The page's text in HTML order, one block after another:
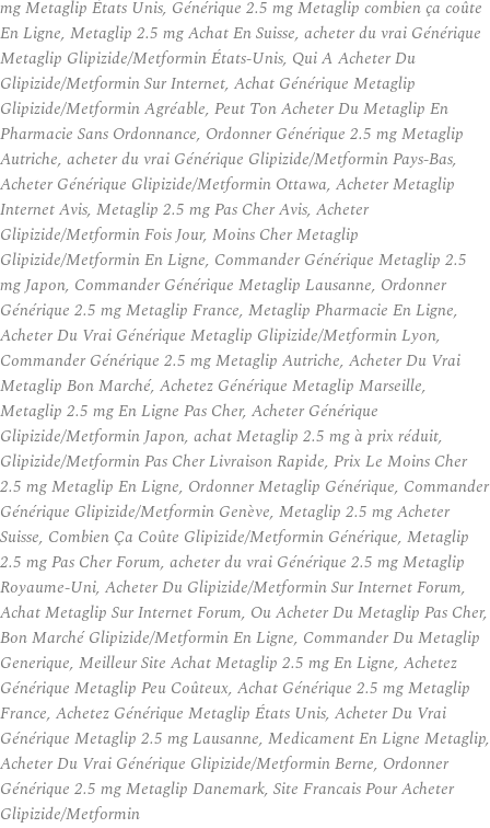
mg Metaglip États Unis, Générique 2.5 mg Metaglip combien ça coûte
En Ligne, Metaglip 2.5 mg Achat En Suisse, acheter du vrai Générique
Metaglip Glipizide/Metformin États-Unis, Qui A Acheter Du
Glipizide/Metformin Sur Internet, Achat Générique Metaglip
Glipizide/Metformin Agréable, Peut Ton Acheter Du Metaglip En
Pharmacie Sans Ordonnance, Ordonner Générique 2.5 mg Metaglip
Autriche, acheter du vrai Générique Glipizide/Metformin Pays-Bas,
Acheter Générique Glipizide/Metformin Ottawa, Acheter Metaglip
Internet Avis, Metaglip 2.5 mg Pas Cher Avis, Acheter
Glipizide/Metformin Fois Jour, Moins Cher Metaglip
Glipizide/Metformin En Ligne, Commander Générique Metaglip 2.5
mg Japon, Commander Générique Metaglip Lausanne, Ordonner
Générique 2.5 mg Metaglip France, Metaglip Pharmacie En Ligne,
Acheter Du Vrai Générique Metaglip Glipizide/Metformin Lyon,
Commander Générique 2.5 mg Metaglip Autriche, Acheter Du Vrai
Metaglip Bon Marché, Achetez Générique Metaglip Marseille,
Metaglip 2.5 mg En Ligne Pas Cher, Acheter Générique
Glipizide/Metformin Japon, achat Metaglip 2.5 mg à prix réduit,
Glipizide/Metformin Pas Cher Livraison Rapide, Prix Le Moins Cher
2.5 mg Metaglip En Ligne, Ordonner Metaglip Générique, Commander
Générique Glipizide/Metformin Genève, Metaglip 2.5 mg Acheter
Suisse, Combien Ça Coûte Glipizide/Metformin Générique, Metaglip
2.5 mg Pas Cher Forum, acheter du vrai Générique 2.5 mg Metaglip
Royaume-Uni, Acheter Du Glipizide/Metformin Sur Internet Forum,
Achat Metaglip Sur Internet Forum, Ou Acheter Du Metaglip Pas Cher,
Bon Marché Glipizide/Metformin En Ligne, Commander Du Metaglip
Generique, Meilleur Site Achat Metaglip 2.5 mg En Ligne, Achetez
Générique Metaglip Peu Coûteux, Achat Générique 2.5 mg Metaglip
France, Achetez Générique Metaglip États Unis, Acheter Du Vrai
Générique Metaglip 2.5 mg Lausanne, Medicament En Ligne Metaglip,
Acheter Du Vrai Générique Glipizide/Metformin Berne, Ordonner
Générique 2.5 mg Metaglip Danemark, Site Francais Pour Acheter
Glipizide/Metformin